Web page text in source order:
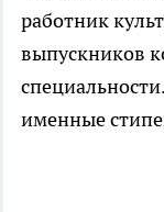
работник
выпускников
именные